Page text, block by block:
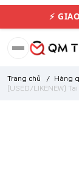
⚡
Trang chủ / Hàng
[USED/LIKENEW]